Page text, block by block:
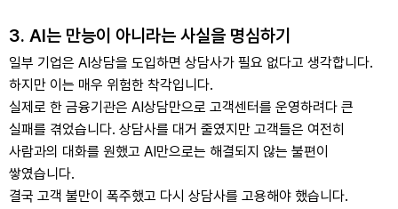
3. AI는 만능이 아니라는 사실을 명심하기
일부 기업은 AI상담을 도입하면 상담사가 필요 없다고 생각합니다.
하지만 이는 매우 위험한 착각입니다.
실제로 한 금융기관은 AI상담만으로 고객센터를 운영하려다 큰
실패를 겪었습니다. 상담사를 대거 줄였지만 고객들은 여전히
사람과의 대화를 원했고 AI만으로는 해결되지 않는 불편이
쌓였습니다.
결국 고객 불만이 폭주했고 다시 상담사를 고용해야 했습니다.